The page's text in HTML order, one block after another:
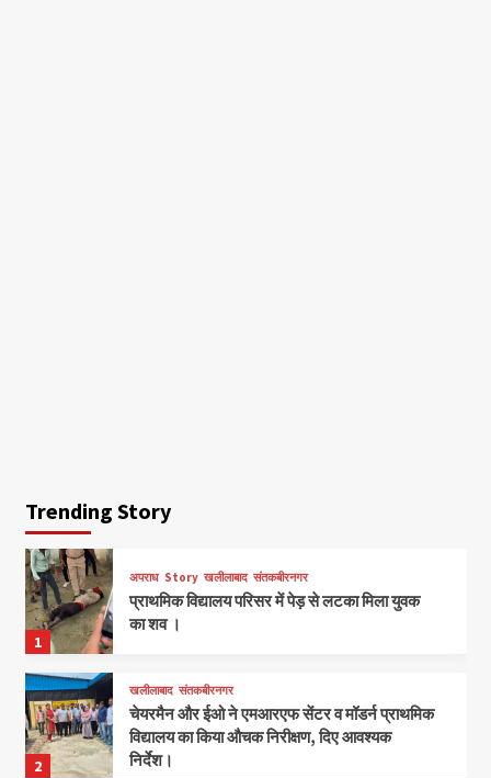
Trending Story
1
अपराध Story खलीलाबाद संतकबीरनगर
प्राथमिक विद्यालय परिसर में पेड़ से लटका मिला युवक
का शव ।
2
खलीलाबाद संतकबीरनगर
चेयरमैन और ईओ ने एमआरएफ सेंटर व मॉडर्न प्राथमिक
विद्यालय का किया औचक निरीक्षण, दिए आवश्यक
निर्देश।